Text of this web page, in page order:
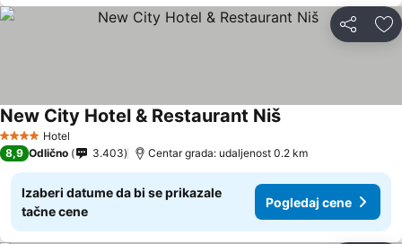
Deli
4 ZvezdiceHotel
New City Hotel & Restaurant NišPogledaj cene
8,9 Odlično 3.403 Centar grada: udaljenost 0.2 km
Izaberi datume da bi se prikazale
tačne cene
Pogledaj cene